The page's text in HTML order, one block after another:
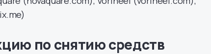
по снятию средств